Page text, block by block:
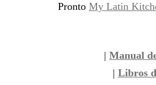
Pronto My Latin
| Manual
| Libros